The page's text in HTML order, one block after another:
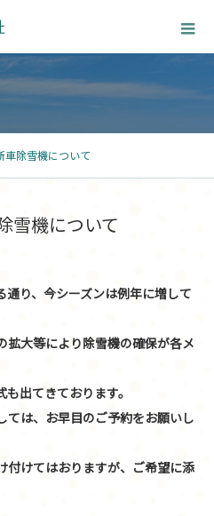
車除雪機について
雪機について
り、今シーズンは例年に増して
拡大等により除雪機の確保が各メ
出てきております。
ては、お早目のご予約をお願いし
付けてはおりますが、ご希望に添